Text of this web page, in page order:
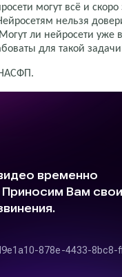
могут всё и скоро
нельзя
ли нейросети уже
для такой